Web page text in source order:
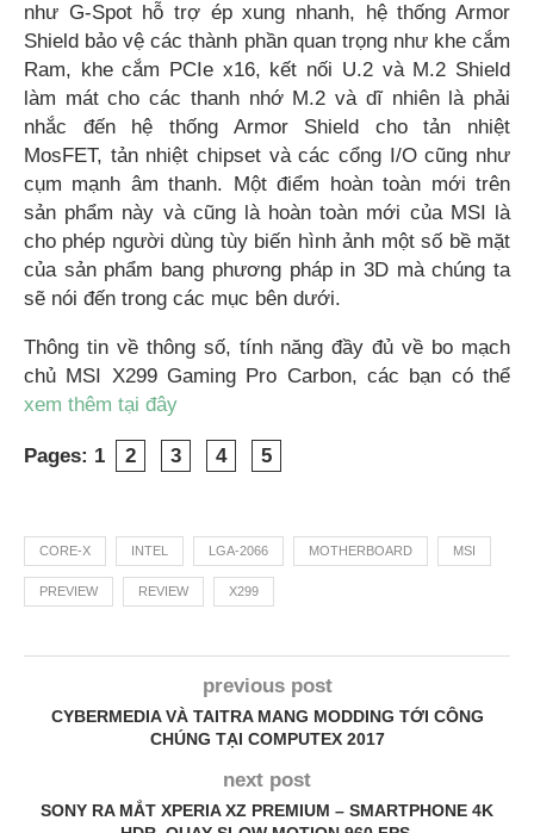
như G-Spot hỗ trợ ép xung nhanh, hệ thống Armor
Shield bảo vệ các thành phần quan trọng như khe cắm
Ram, khe cắm PCIe x16, kết nối U.2 và M.2 Shield
làm mát cho các thanh nhớ M.2 và dĩ nhiên là phải
nhắc đến hệ thống Armor Shield cho tản nhiệt
MosFET, tản nhiệt chipset và các cổng I/O cũng như
cụm mạnh âm thanh. Một điểm hoàn toàn mới trên
sản phẩm này và cũng là hoàn toàn mới của MSI là
cho phép người dùng tùy biến hình ảnh một số bề mặt
của sản phẩm bang phương pháp in 3D mà chúng ta
sẽ nói đến trong các mục bên dưới.
Thông tin về thông số, tính năng đầy đủ về bo mạch
chủ MSI X299 Gaming Pro Carbon, các bạn có thể
xem thêm tại đây
Pages: 1 2 3 4 5
CORE-X INTEL LGA-2066 MOTHERBOARD MSI
PREVIEW REVIEW X299
previous post
CYBERMEDIA VÀ TAITRA MANG MODDING TỚI CÔNG
CHÚNG TẠI COMPUTEX 2017
next post
SONY RA MẮT XPERIA XZ PREMIUM – SMARTPHONE 4K